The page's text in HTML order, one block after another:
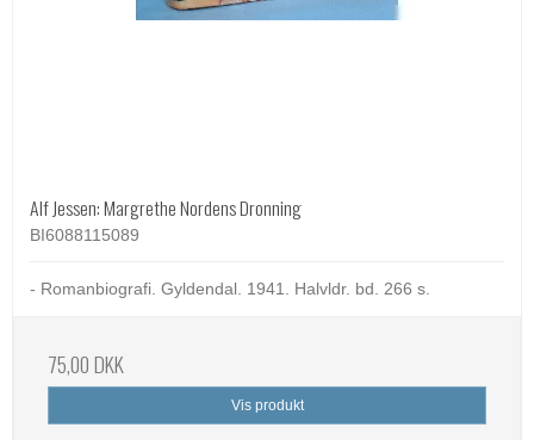
Alf Jessen: Margrethe Nordens Dronning
BI6088115089
- Romanbiografi. Gyldendal. 1941. Halvldr. bd. 266 s.
75,00 DKK
Vis produkt